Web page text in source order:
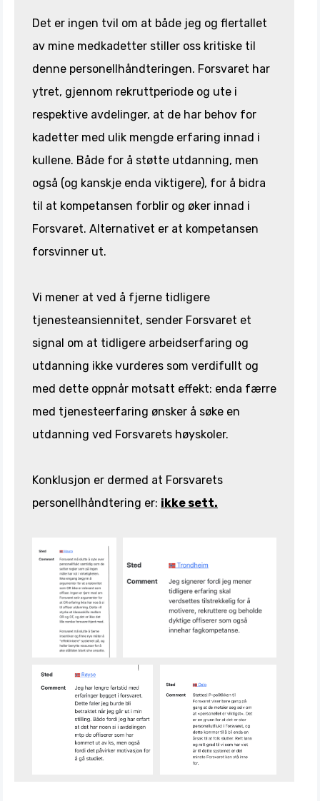
Det er ingen tvil om at både jeg og flertallet
av mine medkadetter stiller oss kritiske til
denne personellhåndteringen. Forsvaret har
ytret, gjennom rekruttperiode og ute i
respektive avdelinger, at de har behov for
kadetter med ulik mengde erfaring innad i
kullene. Både for å støtte utdanning, men
også (og kanskje enda viktigere), for å bidra
til at kompetansen forblir og øker innad i
Forsvaret. Alternativet er at kompetansen
forsvinner ut.
Vi mener at ved å fjerne tidligere
tjenesteansiennitet, sender Forsvaret et
signal om at tidligere arbeidserfaring og
utdanning ikke vurderes som verdifullt og
med dette oppnår motsatt effekt: enda færre
med tjenesteerfaring ønsker å søke en
utdanning ved Forsvarets høyskoler.
Konklusjon er dermed at Forsvarets
personellhåndtering er: ikke sett.